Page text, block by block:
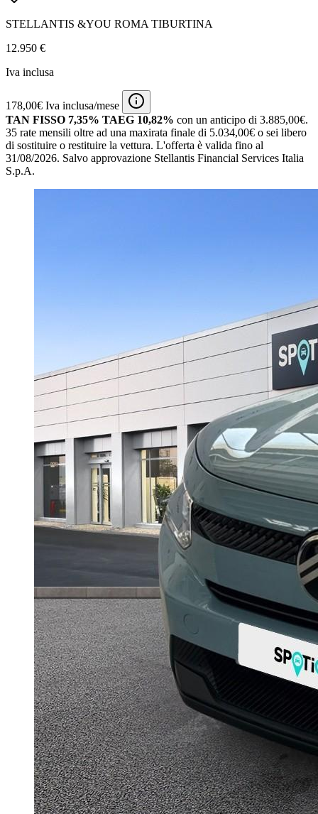
STELLANTIS &YOU ROMA TIBURTINA
12.950 €
Iva inclusa
178,00€ Iva inclusa/mese
TAN FISSO 7,35% TAEG 10,82% con un anticipo di 3.885,00€.
35 rate mensili oltre ad una maxirata finale di 5.034,00€ o sei libero
di sostituire o restituire la vettura. L'offerta è valida fino al
31/08/2026. Salvo approvazione Stellantis Financial Services Italia
S.p.A.